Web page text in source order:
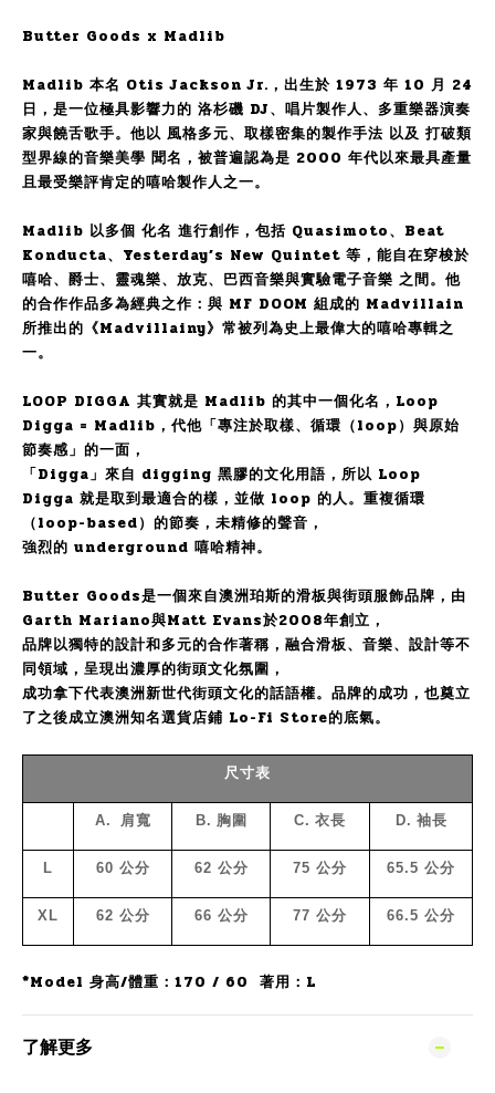
Butter Goods x Madlib
Madlib 本名 Otis Jackson Jr.，出生於 1973 年 10 月 24
日，是一位極具影響力的 洛杉磯 DJ、唱片製作人、多重樂器演奏
家與饒舌歌手。他以 風格多元、取樣密集的製作手法 以及 打破類
型界線的音樂美學 聞名，被普遍認為是 2000 年代以來最具產量
且最受樂評肯定的嘻哈製作人之一。
Madlib 以多個 化名 進行創作，包括 Quasimoto、Beat
Konducta、Yesterday’s New Quintet 等，能自在穿梭於
嘻哈、爵士、靈魂樂、放克、巴西音樂與實驗電子音樂 之間。他
的合作作品多為經典之作：與 MF DOOM 組成的 Madvillain
所推出的《Madvillainy》常被列為史上最偉大的嘻哈專輯之
一。
LOOP DIGGA 其實就是 Madlib 的其中一個化名，Loop
Digga = Madlib， 代他「專注於取樣、循環（loop）與原始
節奏感」的一面，
「Digga」來自 digging 黑膠的文化用語，所以 Loop
Digga 就是取到最適合的樣，並做 loop 的人。 重複循環
（loop-based）的節奏， 未精修的聲音，
強烈的 underground 嘻哈精神。
Butter Goods是一個來自澳洲珀斯的滑板與街頭服飾品牌，由
Garth Mariano與Matt Evans於2008年創立，
品牌以獨特的設計和多元的合作著稱，融合滑板、音樂、設計等不
同領域，呈現出濃厚的街頭文化氛圍，
成功拿下代表澳洲新世代街頭文化的話語權。品牌的成功，也奠立
了之後成立澳洲知名選貨店鋪 Lo-Fi Store的底氣。
尺寸表
A. 肩寬 B. 胸圍 C. 衣長 D. 袖長
L 60 公分 62 公分 75 公分 65.5 公分
XL 62 公分 66 公分 77 公分 66.5 公分
*Model 身高/體重：170 / 60 著用：L
了解更多